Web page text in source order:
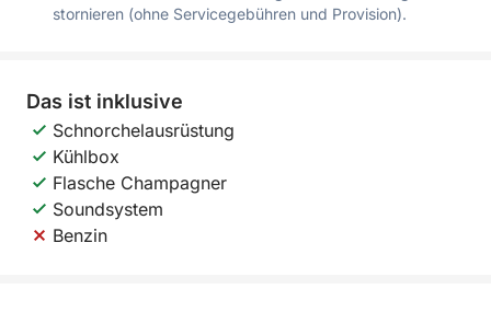
stornieren (ohne Servicegebühren und Provision).
Das ist inklusive
Schnorchelausrüstung
Kühlbox
Flasche Champagner
Soundsystem
Benzin